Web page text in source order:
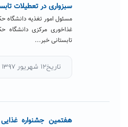
سبزواری در تعطیلات
مسئول امور تغذیه دانشگاه
غذاخوری مرکزی دانشگاه
تابستانی خبر...
تاریخ۱۲ شهریور ۱۳۹۷
هفتمین جشنواره